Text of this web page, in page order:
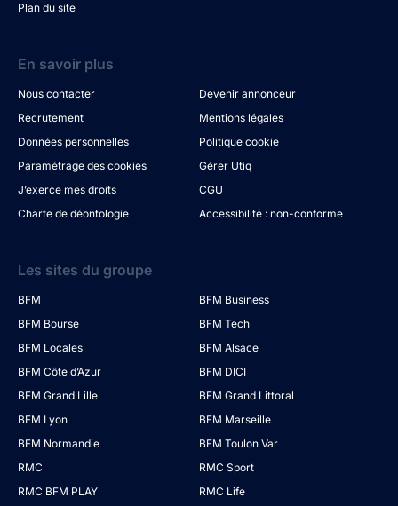
Plan du site
En savoir plus
Nous contacter
Devenir annonceur
Recrutement
Mentions légales
Données personnelles
Politique cookie
Paramétrage des cookies
Gérer Utiq
J’exerce mes droits
CGU
Charte de déontologie
Accessibilité : non-conforme
Les sites du groupe
BFM
BFM Business
BFM Bourse
BFM Tech
BFM Locales
BFM Alsace
BFM Côte d’Azur
BFM DICI
BFM Grand Lille
BFM Grand Littoral
BFM Lyon
BFM Marseille
BFM Normandie
BFM Toulon Var
RMC
RMC Sport
RMC BFM PLAY
RMC Life